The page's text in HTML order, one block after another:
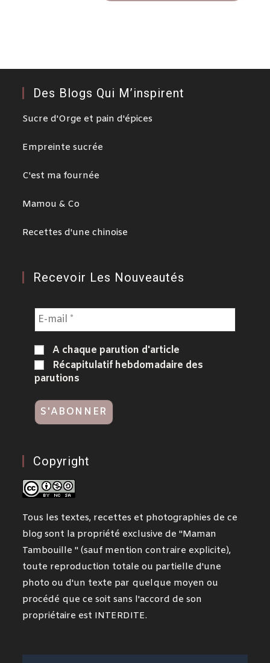
Des Blogs Qui M’inspirent
Sucre d'Orge et pain d'épices
Empreinte sucrée
C'est ma fournée
Mamou & Co
Recettes d'une chinoise
Recevoir Les Nouveautés
A chaque parution d'article
Récapitulatif hebdomadaire des
parutions
Copyright
Tous les textes, recettes et photographies de ce
blog sont la propriété exclusive de "Maman
Tambouille " (sauf mention contraire explicite),
toute reproduction totale ou partielle d'une
photo ou d'un texte par quelque moyen ou
procédé que ce soit sans l'accord de son
propriétaire est INTERDITE.